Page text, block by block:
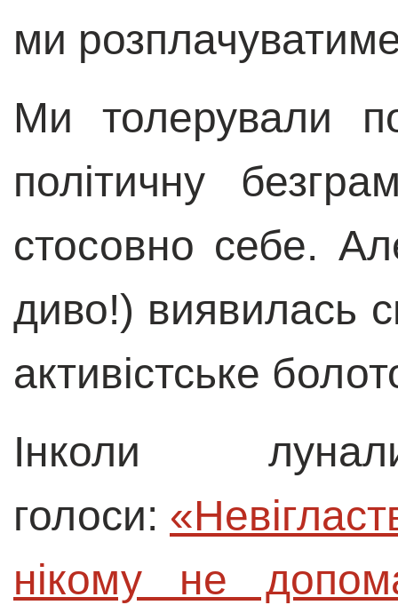
ми
Ми толерували
політичну
стосовно себе.
диво!) виявилась
активістське
Інколи
голоси:
нікому не